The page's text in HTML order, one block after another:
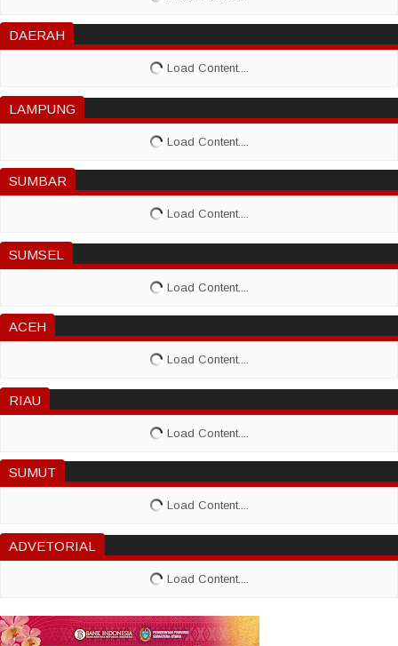
DAERAH
LAMPUNG
SUMBAR
SUMSEL
ACEH
RIAU
SUMUT
ADVETORIAL